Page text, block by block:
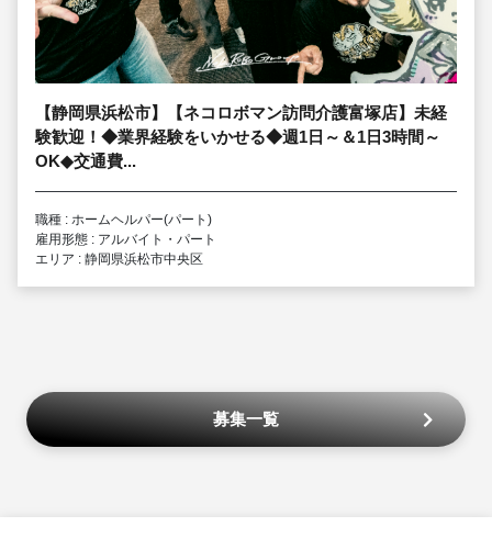
【静岡県浜松市】【ネコロボマン訪問介護富塚店】未経
験歓迎！◆業界経験をいかせる◆週1日～＆1日3時間～
OK◆交通費...
職種 : ホームヘルパー(パート)
雇用形態 : アルバイト・パート
エリア : 静岡県浜松市中央区
募集一覧